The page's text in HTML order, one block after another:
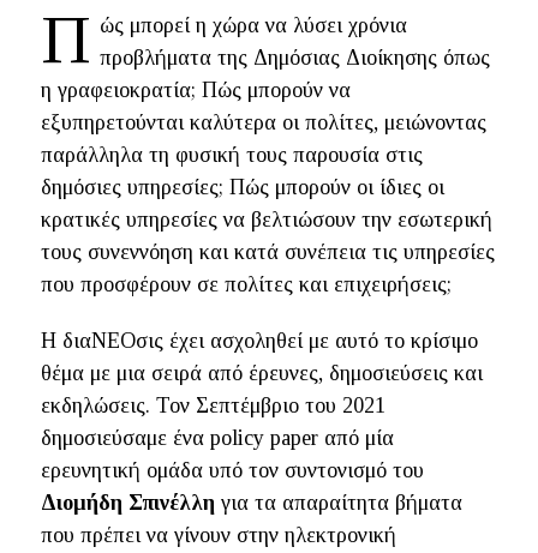
Π ώς μπορεί η χώρα να λύσει χρόνια
προβλήματα της Δημόσιας Διοίκησης όπως
η γραφειοκρατία; Πώς μπορούν να
εξυπηρετούνται καλύτερα οι πολίτες, μειώνοντας
παράλληλα τη φυσική τους παρουσία στις
δημόσιες υπηρεσίες; Πώς μπορούν οι ίδιες οι
κρατικές υπηρεσίες να βελτιώσουν την εσωτερική
τους συνεννόηση και κατά συνέπεια τις υπηρεσίες
που προσφέρουν σε πολίτες και επιχειρήσεις;
Η διαΝΕΟσις έχει ασχοληθεί με αυτό το κρίσιμο
θέμα με μια σειρά από έρευνες, δημοσιεύσεις και
εκδηλώσεις. Τον Σεπτέμβριο του 2021
δημοσιεύσαμε ένα policy paper από μία
ερευνητική ομάδα υπό τον συντονισμό του
Διομήδη Σπινέλλη για τα απαραίτητα βήματα
που πρέπει να γίνουν στην ηλεκτρονική